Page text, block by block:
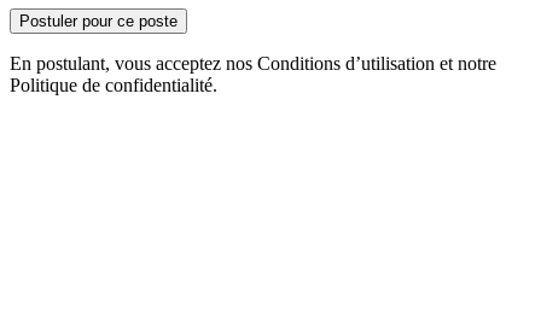
Postuler pour ce poste
En postulant, vous acceptez nos Conditions d’utilisation et notre
Politique de confidentialité.